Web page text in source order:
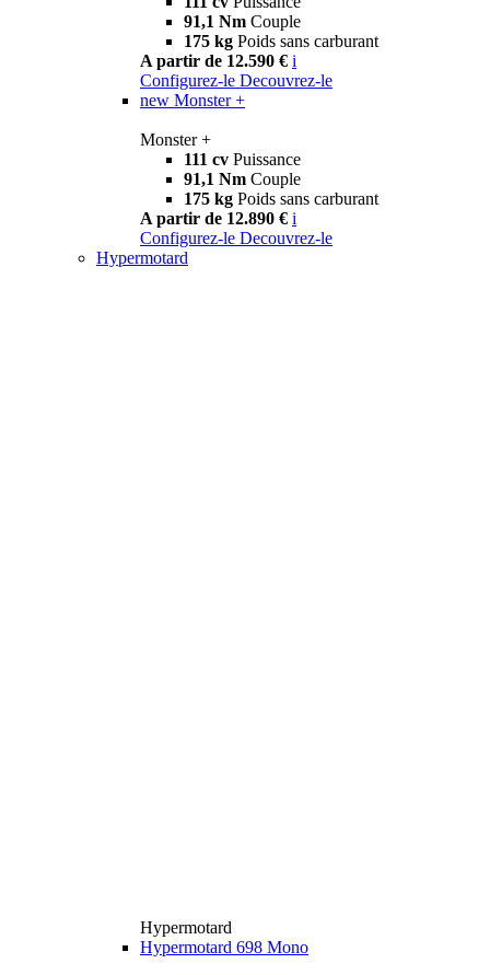
91,1 Nm Couple
175 kg Poids sans carburant
A partir de 12.590 € i
Configurez-le Decouvrez-le
new Monster +
Monster +
111 cv Puissance
91,1 Nm Couple
175 kg Poids sans carburant
A partir de 12.890 € i
Configurez-le Decouvrez-le
Hypermotard
Hypermotard
Hypermotard 698 Mono